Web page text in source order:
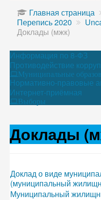
Главная страница
Перепись 2020
Доклады (мжк)
Информация по 8-ФЗ
Противодействие
Муниципальные
Нормативно-правовые
Интернет-приёмная
Выборы
Доклады
Доклад о виде
(муниципальный
Муниципальный